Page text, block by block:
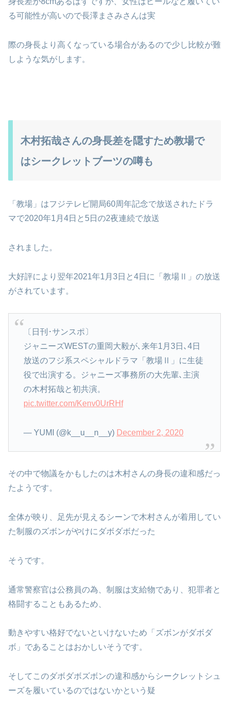
る可能性が高いので長澤まさみさんは実
際の身長より高くなっている場合があるので少し比較が難
しような気がします。
木村拓哉さんの身長差を隠すため教場で
はシークレットブーツの噂も
「教場」はフジテレビ開局60周年記念で放送されたドラ
マで2020年1月4日と5日の2夜連続で放送
されました。
大好評により翌年2021年1月3日と4日に「教場Ⅱ」の放送
がされています。
〔日刊･サンスポ〕
ジャニーズWESTの重岡大毅が､来年1月3日､4日
放送のフジ系スペシャルドラマ「教場Ⅱ」に生徒
役で出演する。ジャニーズ事務所の大先輩､主演
の木村拓哉と初共演。
pic.twitter.com/Kenv0UrRHf
— YUMI (@k__u__n__y) December 2, 2020
その中で物議をかもしたのは木村さんの身長の違和感だっ
たようです。
全体が映り、足先が見えるシーンで木村さんが着用してい
た制服のズボンがやけにダボダボだった
そうです。
通常警察官は公務員の為、制服は支給物であり、犯罪者と
格闘することもあるため、
動きやすい格好でないといけないため「ズボンがダボダ
ボ」であることはおかしいそうです。
そしてこのダボダボズボンの違和感からシークレットシュ
ーズを履いているのではないかという疑